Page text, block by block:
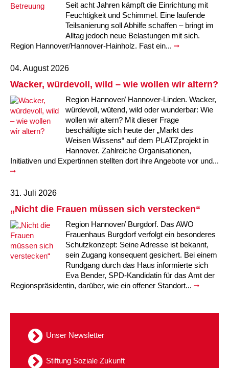
Seit acht Jahren kämpft die Einrichtung mit
Feuchtigkeit und Schimmel. Eine laufende
Teilsanierung soll Abhilfe schaffen – bringt im
Alltag jedoch neue Belastungen mit sich.
Region Hannover/Hannover-Hainholz. Fast ein...
04. August 2026
Wacker, würdevoll, wild – wie wollen wir altern?
Region Hannover/ Hannover-Linden. Wacker,
würdevoll, wütend, wild oder wunderbar: Wie
wollen wir altern? Mit dieser Frage
beschäftigte sich heute der „Markt des
Weisen Wissens“ auf dem PLATZprojekt in
Hannover. Zahlreiche Organisationen,
Initiativen und Expertinnen stellten dort ihre Angebote vor und...
31. Juli 2026
„Nicht die Frauen müssen sich verstecken“
Region Hannover/ Burgdorf. Das AWO
Frauenhaus Burgdorf verfolgt ein besonderes
Schutzkonzept: Seine Adresse ist bekannt,
sein Zugang konsequent gesichert. Bei einem
Rundgang durch das Haus informierte sich
Eva Bender, SPD-Kandidatin für das Amt der
Regionspräsidentin, darüber, wie ein offener Standort...
Unser Newsletter
Stiftung Soziale Zukunft